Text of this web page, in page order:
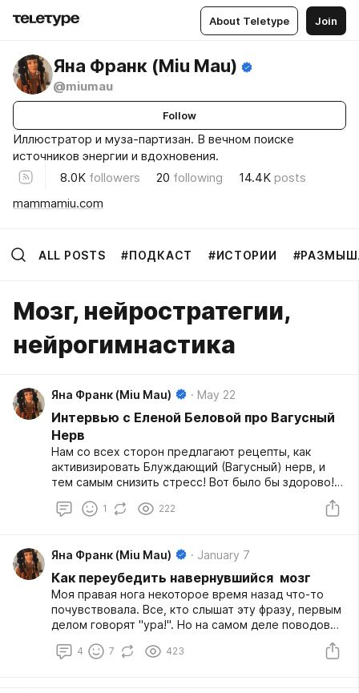
About Teletype Join
Яна Франк (Miu Mau)
@miumau
Follow
Иллюстратор и муза-партизан. В вечном поиске
источников энергии и вдохновения.
8.0K followers 20 following 14.4K posts
mammamiu.com
ALL POSTS #ПОДКАСТ #ИСТОРИИ
Мозг, нейростратегии,
нейрогимнастика
Яна Франк (Miu Mau) May 22
Интервью с Еленой Беловой про Вагусный
Нерв
Нам со всех сторон предлагают рецепты, как
активизировать Блуждающий (Вагусный) нерв, и
тем самым снизить стресс! Вот было бы здорово! Я
возможно ли это, вредно ли это, и насколько
1 222
Яна Франк (Miu Mau) January 7
Как переубедить навернувшийся мозг
Моя правая нога некоторое время назад что-то
почувствовала. Все, кто слышат эту фразу, первым
делом говорят "ура!". Но на самом деле поводов
для "ура" я не вижу. Потому что нога по-прежнему
не чувствует ничего, что есть: уколы, горячее-
4 7 423